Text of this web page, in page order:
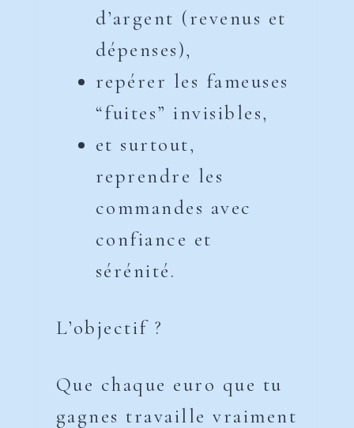
d’argent (revenus et
dépenses),
repérer les fameuses
“fuites” invisibles,
et surtout,
reprendre les
commandes avec
confiance et
sérénité.
L’objectif ?
Que chaque euro que tu
gagnes travaille vraiment